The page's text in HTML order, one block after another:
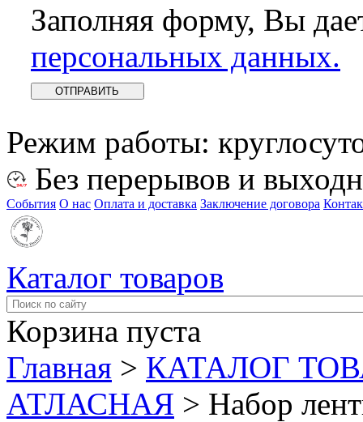
Заполняя форму, Вы
персональных данных.
Режим работы:
Без перерывов и
События О нас Оплата и доставка Заключение договора
Каталог товаров
Корзина пуста
Главная > КАТАЛОГ
АТЛАСНАЯ > Набор